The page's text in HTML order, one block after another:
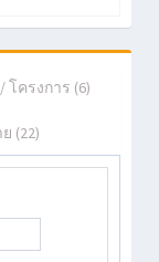
โครงการ (6)
(22)